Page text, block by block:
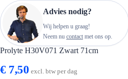
Advies nodig?
Wij helpen u graag!
Neem nu contact met ons op.
Prolyte H30V071 Zwart 71cm
€7,50 excl. btw per dag